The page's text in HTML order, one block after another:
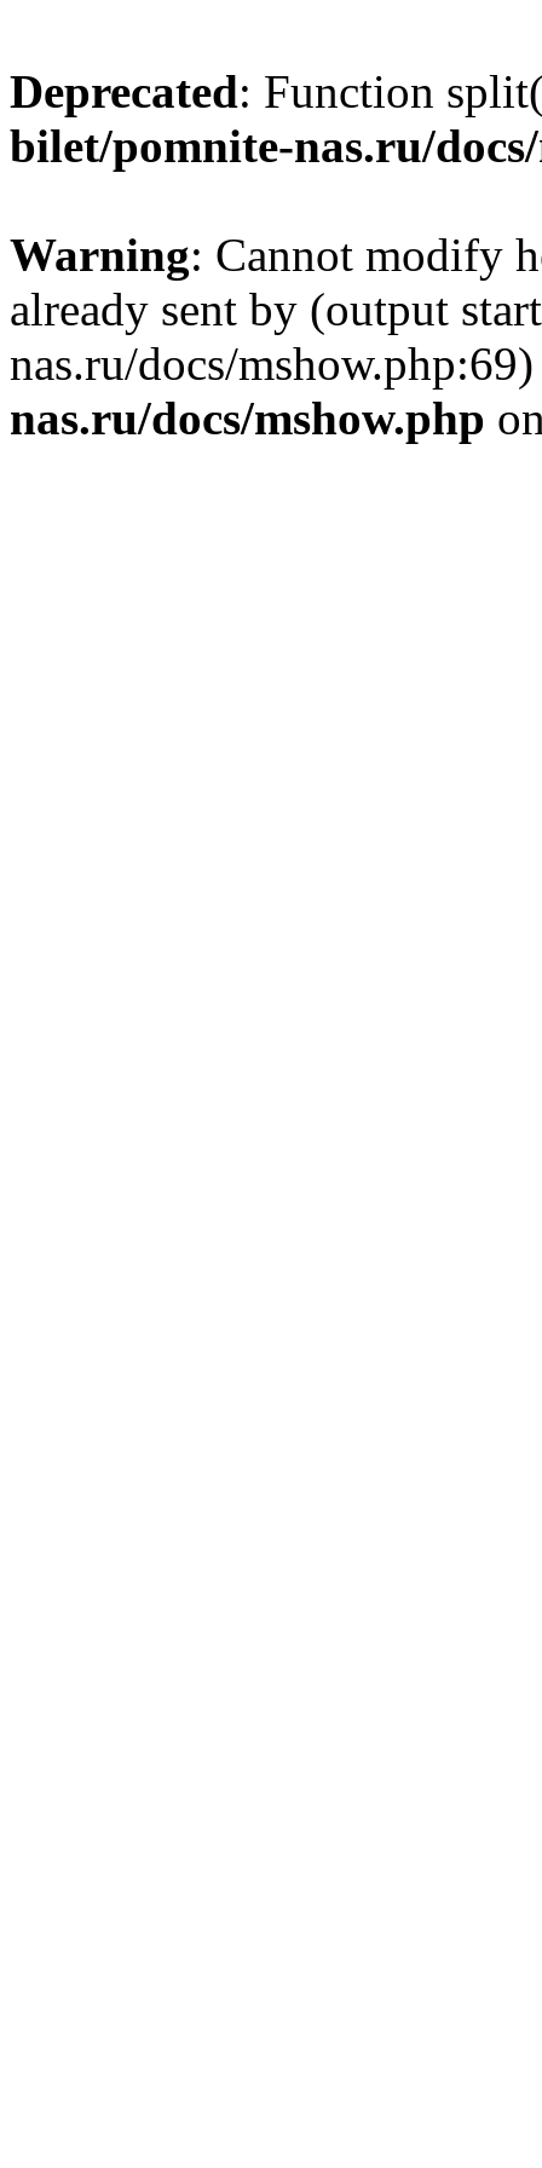
Deprecated: Function
bilet/pomnite-nas.ru/
Warning: Cannot modify
already sent by (output
nas.ru/docs/
nas.ru/docs/mshow.php